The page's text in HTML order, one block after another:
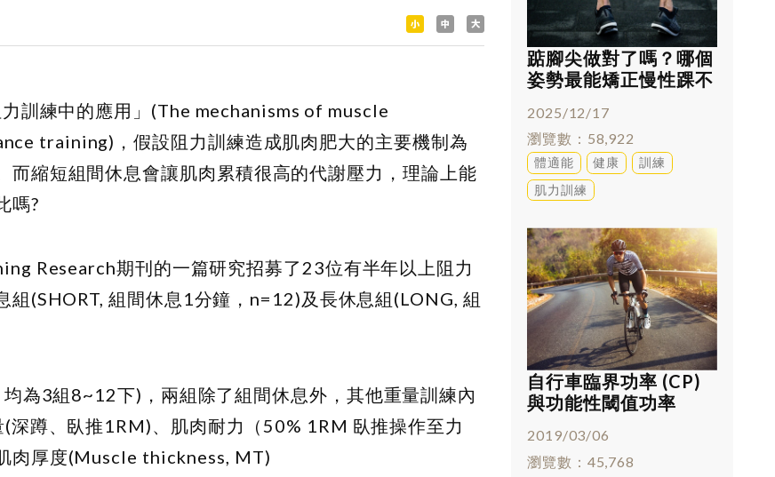
訓練中的應用」(The mechanisms of muscle
training)，假設阻力訓練造成肌肉肥大的主要機制為
而縮短組間休息會讓肌肉累積很高的代謝壓力，理論上能
嗎?
Research期刊的一篇研究招募了23位有半年以上阻力
(SHORT, 組間休息1分鐘，n=12)及長休息組(LONG, 組
為3組8~12下)，兩組除了組間休息外，其他重量訓練內
蹲、臥推1RM)、肌肉耐力（50% 1RM 臥推操作至力
肉厚度(Muscle thickness, MT)
踮腳尖做對了嗎？哪個
姿勢最能矯正慢性踝不
2025/12/17
瀏覽數
58,922
體適能 健康
訓練
肌力訓練
自行車臨界功率 (CP)
與功能性閾值功率
2019/03/06
瀏覽數
45,768